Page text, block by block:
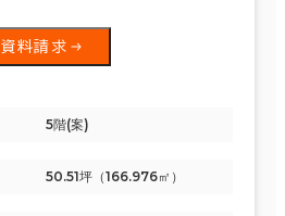
資料請求
5階(案)
50.51坪（166.976㎡）